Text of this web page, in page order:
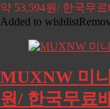
약 53,594원/ 한국무
Added to wishlist
MUXNW 미
원/ 한국무료